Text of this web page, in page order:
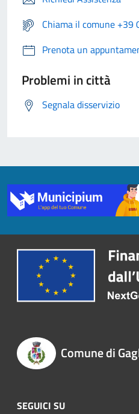
Chiama il comune
Prenota un
Problemi in città
Segnala disservizio
Comune di
SEGUICI SU